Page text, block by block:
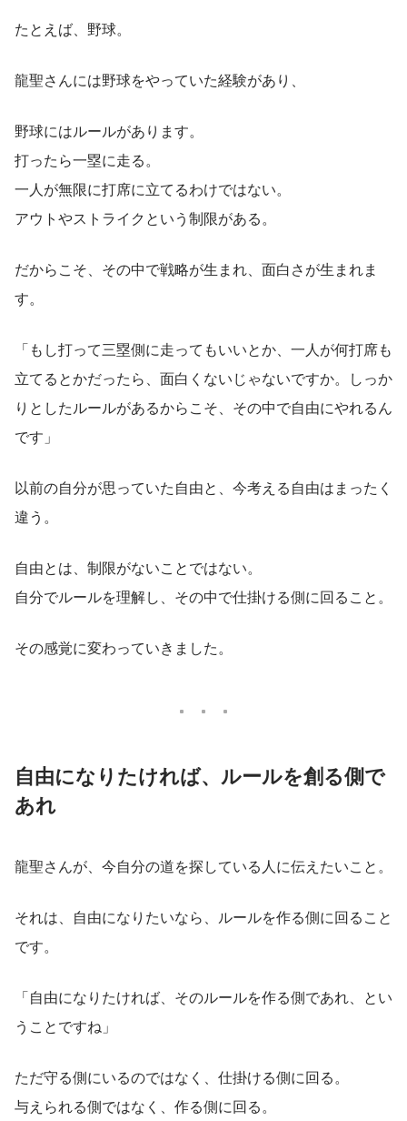
たとえば、野球。
龍聖さんには野球をやっていた経験があり、
野球にはルールがあります。
打ったら一塁に走る。
一人が無限に打席に立てるわけではない。
アウトやストライクという制限がある。
だからこそ、その中で戦略が生まれ、面白さが生まれま
す。
「もし打って三塁側に走ってもいいとか、一人が何打席も
立てるとかだったら、面白くないじゃないですか。しっか
りとしたルールがあるからこそ、その中で自由にやれるん
です」
以前の自分が思っていた自由と、今考える自由はまったく
違う。
自由とは、制限がないことではない。
自分でルールを理解し、その中で仕掛ける側に回ること。
その感覚に変わっていきました。
自由になりたければ、ルールを創る側で
あれ
龍聖さんが、今自分の道を探している人に伝えたいこと。
それは、自由になりたいなら、ルールを作る側に回ること
です。
「自由になりたければ、そのルールを作る側であれ、とい
うことですね」
ただ守る側にいるのではなく、仕掛ける側に回る。
与えられる側ではなく、作る側に回る。